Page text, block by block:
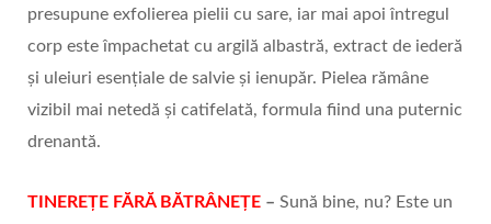
presupune exfolierea pielii cu sare, iar mai apoi întregul
corp este împachetat cu argilă albastră, extract de iederă
și uleiuri esențiale de salvie și ienupăr. Pielea rămâne
vizibil mai netedă și catifelată, formula fiind una puternic
drenantă.
TINEREȚE FĂRĂ BĂTRÂNEȚE – Sună bine, nu? Este un